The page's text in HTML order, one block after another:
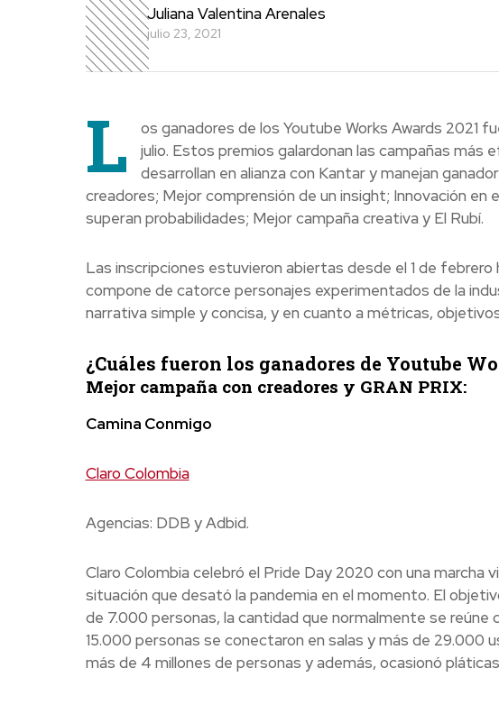
Juliana Valentina Arenales
julio 23, 2021
L
os ganadores de los Youtube Works Awards 2021
julio. Estos premios galardonan las campañas
desarrollan en alianza con Kantar y manejan
creadores; Mejor comprensión de un insight; Innovación
superan probabilidades; Mejor campaña creativa y El Rubí.
Las inscripciones estuvieron abiertas desde el 1 de febrero
compone de catorce personajes experimentados de la
narrativa simple y concisa, y en cuanto a métricas,
¿Cuáles fueron los ganadores de Youtube
Mejor campaña con creadores y GRAN PRIX:
Camina Conmigo
Claro Colombia
Agencias: DDB y Adbid.
Claro Colombia celebró el Pride Day 2020 con una marcha
situación que desató la pandemia en el momento. El
de 7.000 personas, la cantidad que normalmente se reúne
15.000 personas se conectaron en salas y más de 29.000
más de 4 millones de personas y además, ocasionó